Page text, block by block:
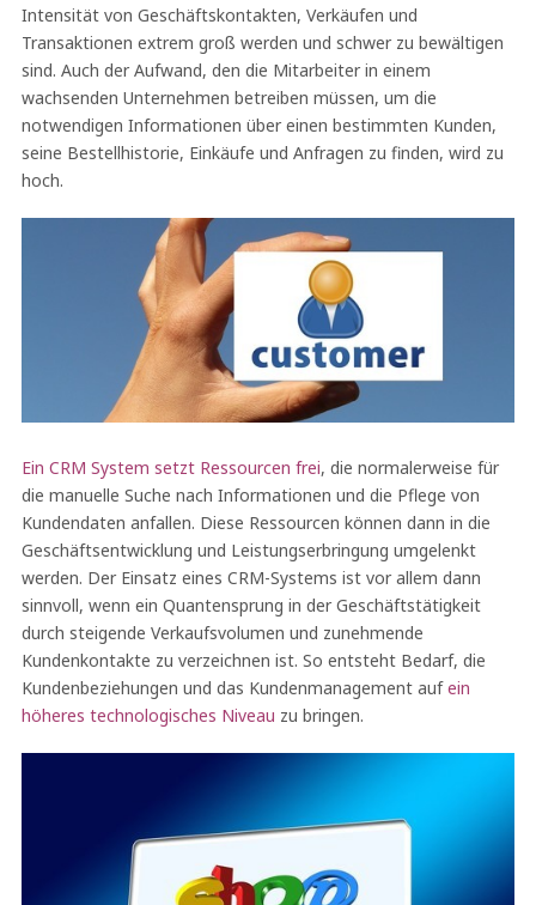
Intensität von Geschäftskontakten, Verkäufen und
Transaktionen extrem groß werden und schwer zu bewältigen
sind. Auch der Aufwand, den die Mitarbeiter in einem
wachsenden Unternehmen betreiben müssen, um die
notwendigen Informationen über einen bestimmten Kunden,
seine Bestellhistorie, Einkäufe und Anfragen zu finden, wird zu
hoch.
Ein CRM System setzt Ressourcen frei, die normalerweise für
die manuelle Suche nach Informationen und die Pflege von
Kundendaten anfallen. Diese Ressourcen können dann in die
Geschäftsentwicklung und Leistungserbringung umgelenkt
werden. Der Einsatz eines CRM-Systems ist vor allem dann
sinnvoll, wenn ein Quantensprung in der Geschäftstätigkeit
durch steigende Verkaufsvolumen und zunehmende
Kundenkontakte zu verzeichnen ist. So entsteht Bedarf, die
Kundenbeziehungen und das Kundenmanagement aufein
höheres technologisches Niveau zu bringen.